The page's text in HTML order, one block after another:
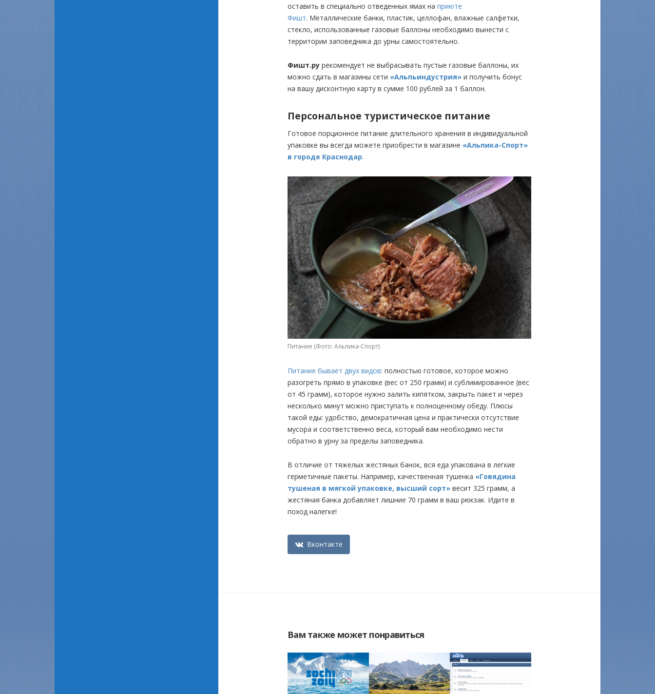
оставить в специально отведенных ямах на приюте
Фишт. Металлические банки, пластик, целлофан, влажные салфетки,
стекло, использованные газовые баллоны необходимо вынести с
территории заповедника до урны самостоятельно.
Фишт.ру рекомендует не выбрасывать пустые газовые баллоны, их
можно сдать в магазины сети «Альпьиндустрия» и получить бонус
на вашу дисконтную карту в сумме 100 рублей за 1 баллон.
Персональное туристическое питание
Готовое порционное питание длительного хранения в индивидуальной
упаковке вы всегда можете приобрести в магазине «Альпика-Спорт»
в городе Краснодар.
Питание (Фото: Альпика-Спорт)
Питание бывает двух видов: полностью готовое, которое можно
разогреть прямо в упаковке (вес от 250 грамм) и сублимированное (вес
от 45 грамм), которое нужно залить кипятком, закрыть пакет и через
несколько минут можно приступать к полноценному обеду. Плюсы
такой еды: удобство, демократичная цена и практически отсутствие
мусора и соответственно веса, который вам необходимо нести
обратно в урну за пределы заповедника.
В отличие от тяжелых жестяных банок, вся еда упакована в легкие
герметичные пакеты. Например, качественная тушенка «Говядина
тушеная в мягкой упаковке, высший сорт» весит 325 грамм, а
жестяная банка добавляет лишние 70 грамм в ваш рюкзак. Идите в
поход налегке!
Вконтакте
Вам также может понравиться